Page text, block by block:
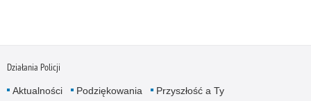
Działania Policji
Aktualności Podziękowania
Przyszłość a Ty